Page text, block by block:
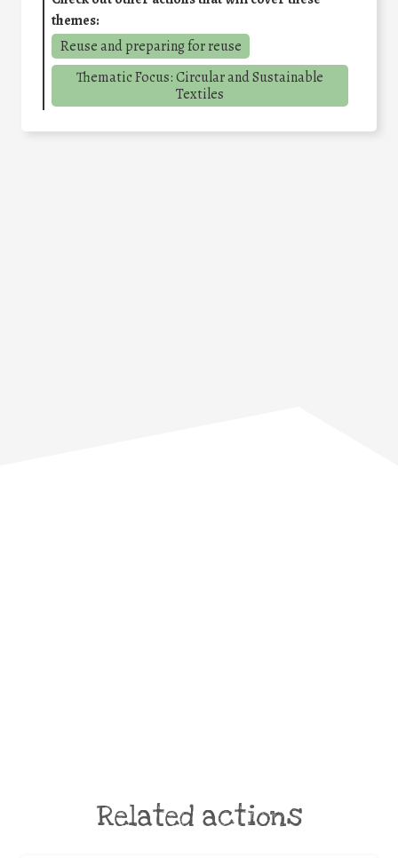
themes:
Reuse and preparing for reuse
Thematic Focus: Circular and Sustainable
Textiles
Related actions